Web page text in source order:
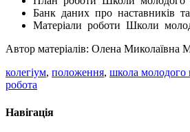
Банк даних про наставників
Матеріали роботи Школи
Автор матеріалів: Олена Миколаївна
колегіум, положення, школа молодого
робота
Навігація